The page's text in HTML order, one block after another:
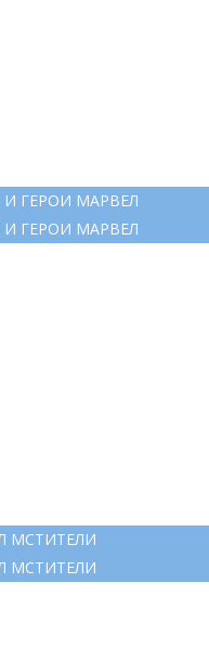
И ГЕРОИ МАРВЕЛ
И ГЕРОИ МАРВЕЛ
МСТИТЕЛИ
МСТИТЕЛИ